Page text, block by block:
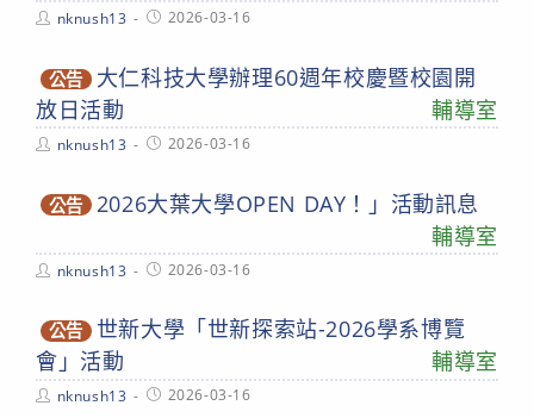
Postnknush13
Post2026-03-16
公告
大仁科技大學辦理60週年校慶暨校園開
放日活動
輔導室
Postnknush13
Post2026-03-16
公告
2026大葉大學OPEN DAY！」活動訊息
輔導室
Postnknush13
Post2026-03-16
公告
世新大學「世新探索站-2026學系博覽
會」活動
輔導室
Postnknush13
Post2026-03-16